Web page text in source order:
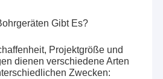
Gibt Es?
Projektgröße und
dienen verschiedene Arten
Zwecken:
und
einen guten Ruf und
erworben..